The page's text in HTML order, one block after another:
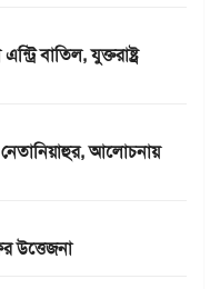
বাতিল, যুক্তরাষ্ট্র
নেতানিয়াহুর, আলোচনায়
উত্তেজনা